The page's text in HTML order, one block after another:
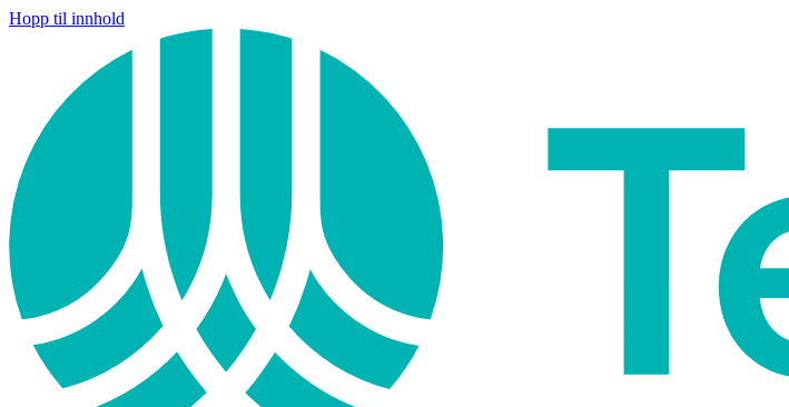
Hopp til innhold